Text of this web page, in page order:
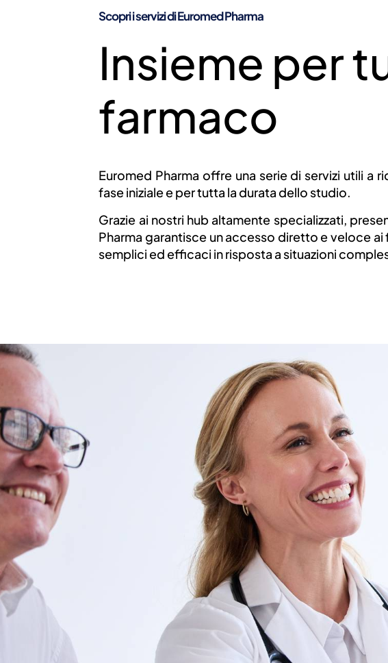
SERVIZI A
Scopri i servizi di Euromed Pharma
Insieme per
farmaco
Euromed Pharma offre una serie di servizi utili a
fase iniziale e per tutta la durata dello studio.
Grazie ai nostri hub altamente specializzati,
Pharma garantisce un accesso diretto e veloce
semplici ed efficaci in risposta a situazioni